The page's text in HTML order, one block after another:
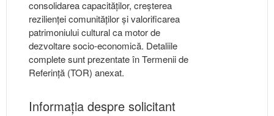
consolidarea capacităților, creșterea
rezilienței comunităților și valorificarea
patrimoniului cultural ca motor de
dezvoltare socio-economică. Detaliile
complete sunt prezentate în Termenii de
Referință (TOR) anexat.
Informaţia despre solicitant